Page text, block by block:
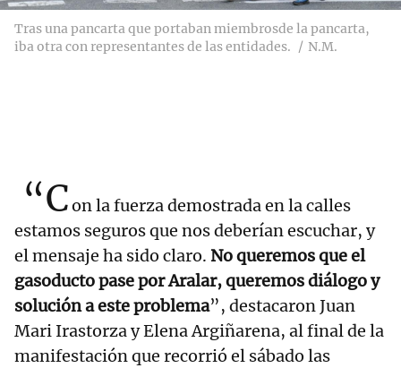
Tras una pancarta que portaban miembrosde la pancarta,
iba otra con representantes de las entidades.
N.M.
“Con la fuerza demostrada en la calles
estamos seguros que nos deberían escuchar, y
el mensaje ha sido claro. No queremos que el
gasoducto pase por Aralar, queremos diálogo y
solución a este problema”, destacaron Juan
Mari Irastorza y Elena Argiñarena, al final de la
manifestación que recorrió el sábado las